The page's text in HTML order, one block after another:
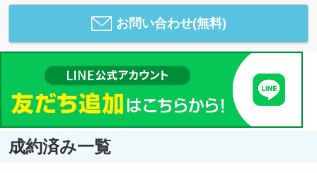
お問い合わせ(無料)
成約済み一覧